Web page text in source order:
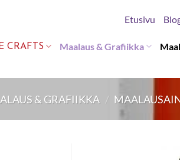
Etusivu
CRAFTS Maalaus & Grafiikka
& GRAFIIKKA /